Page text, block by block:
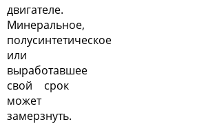
двигателе.
Минеральное,
полусинтетическое
или
выработавшее
свой срок
может
замерзнуть.